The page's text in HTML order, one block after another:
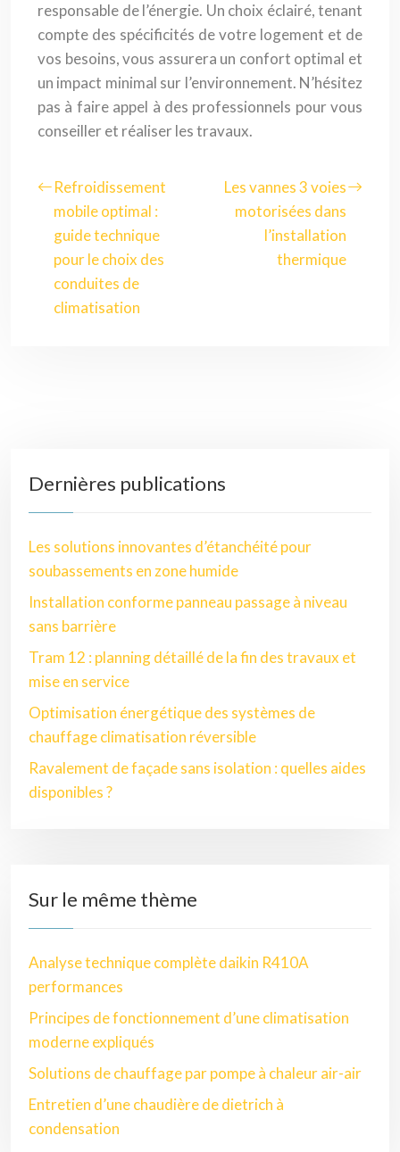
responsable de l’énergie. Un choix éclairé, tenant
compte des spécificités de votre logement et de
vos besoins, vous assurera un confort optimal et
un impact minimal sur l’environnement. N’hésitez
pas à faire appel à des professionnels pour vous
conseiller et réaliser les travaux.
Refroidissement
mobile optimal :
guide technique
pour le choix des
conduites de
climatisation
Les vannes 3 voies
motorisées dans
l’installation
thermique
Dernières publications
Les solutions innovantes d’étanchéité pour
soubassements en zone humide
Installation conforme panneau passage à niveau
sans barrière
Tram 12 : planning détaillé de la fin des travaux et
mise en service
Optimisation énergétique des systèmes de
chauffage climatisation réversible
Ravalement de façade sans isolation : quelles aides
disponibles ?
Sur le même thème
Analyse technique complète daikin R410A
performances
Principes de fonctionnement d’une climatisation
moderne expliqués
Solutions de chauffage par pompe à chaleur air-air
Entretien d’une chaudière de dietrich à
condensation